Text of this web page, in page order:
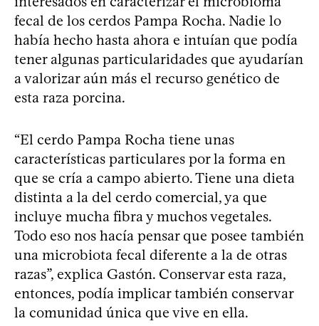
fecal de los cerdos Pampa Rocha. Nadie lo
había hecho hasta ahora e intuían que podía
tener algunas particularidades que ayudarían
a valorizar aún más el recurso genético de
esta raza porcina.
“El cerdo Pampa Rocha tiene unas
características particulares por la forma en
que se cría a campo abierto. Tiene una dieta
distinta a la del cerdo comercial, ya que
incluye mucha fibra y muchos vegetales.
Todo eso nos hacía pensar que posee también
una microbiota fecal diferente a la de otras
razas”, explica Gastón. Conservar esta raza,
entonces, podía implicar también conservar
la comunidad única que vive en ella.